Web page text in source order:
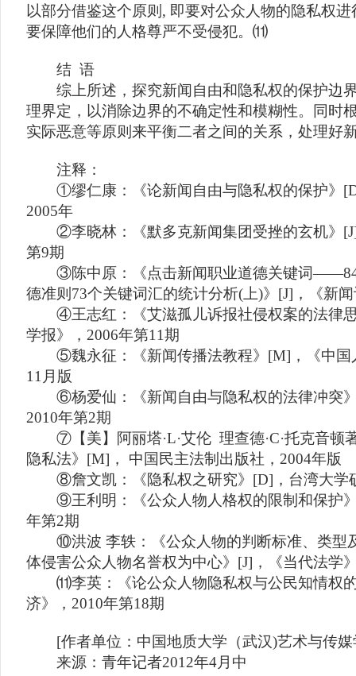
以部分借鉴这个原则, 即要对公众人物的隐私权
要保障他们的人格尊严不受侵犯。⑾
结 语
综上所述，探究新闻自由和隐私权的保护边
理界定，以消除边界的不确定性和模糊性。同时
实际恶意等原则来平衡二者之间的关系，处理好
注释：
①缪仁康：《论新闻自由与隐私权的保护》
2005年
②李晓林：《默多克新闻集团受挫的玄机》[J]
第9期
③陈中原：《点击新闻职业道德关键词——84
德准则73个关键词汇的统计分析(上)》[J]，《新
④王志红：《艾滋孤儿诉报社侵权案的法律思
学报》，2006年第11期
⑤魏永征：《新闻传播法教程》[M]，《中国
11月版
⑥杨爱仙：《新闻自由与隐私权的法律冲突》
2010年第2期
⑦【美】阿丽塔·L·艾伦 理查德·C·托克音顿
隐私法》[M]， 中国民主法制出版社，2004年版
⑧詹文凯：《隐私权之研究》[D]，台湾大学
⑨王利明：《公众人物人格权的限制和保护》
年第2期
⑩洪波 李轶：《公众人物的判断标准、类型
体侵害公众人物名誉权为中心》[J]，《当代法学
⑾李英：《论公众人物隐私权与公民知情权的
济》，2010年第18期
[作者单位：中国地质大学（武汉)艺术与传媒
来源：青年记者2012年4月中